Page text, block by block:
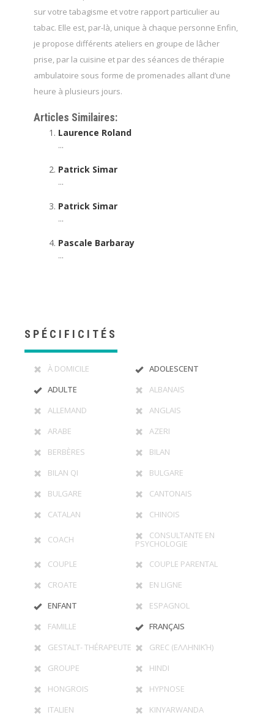
sur votre tabagisme et votre rapport particulier au
tabac. Elle est, par-là, unique à chaque personne Enfin,
je propose différents ateliers en groupe de lâcher
prise, par la cuisine et par des séances de thérapie
ambulatoire sous forme de promenades allant d’une
heure à plusieurs jours.
Articles Similaires:
Laurence Roland
...
Patrick Simar
...
Patrick Simar
...
Pascale Barbaray
...
SPÉCIFICITÉS
À DOMICILE
ADOLESCENT
ADULTE
ALBANAIS
ALLEMAND
ANGLAIS
ARABE
AZERI
BERBÈRES
BILAN
BILAN QI
BULGARE
BULGARE
CANTONAIS
CATALAN
CHINOIS
COACH CONSULTANTE EN
PSYCHOLOGIE
COUPLE
COUPLE PARENTAL
CROATE
EN LIGNE
ENFANT
ESPAGNOL
FAMILLE
FRANÇAIS
GESTALT- THÉRAPEUTE
GREC (ΕΛΛΗΝΙΚΉ)
GROUPE
HINDI
HONGROIS
HYPNOSE
ITALIEN
KINYARWANDA